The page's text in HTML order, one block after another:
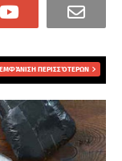
ΕΜΦΆΝΙΣΗ ΠΕΡΙΣΣΌΤΕΡΩΝ